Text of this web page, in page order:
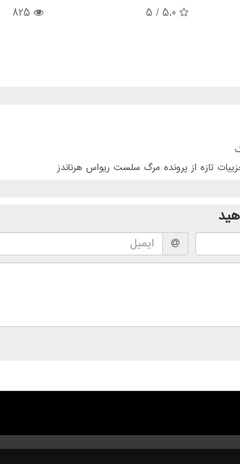
5.0
/ 5
825
تازه از پرونده مرگ سلست ریواس هرناندز